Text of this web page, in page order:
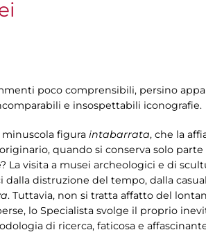
poco comprensibili, persino
e insospettabili iconografie.
figura intabarrata, che la
quando si conserva solo
visita a musei archeologici e di
distruzione del tempo, dalla
. Tuttavia, non si tratta affatto del
lo Specialista svolge il proprio
di ricerca, faticosa e